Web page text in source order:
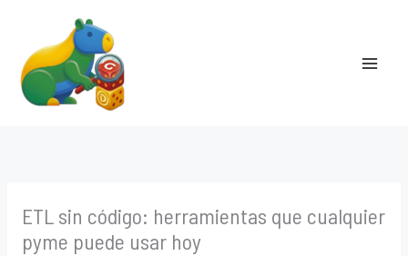
contenido
ETL sin código: herramientas que cualquier
pyme puede usar hoy